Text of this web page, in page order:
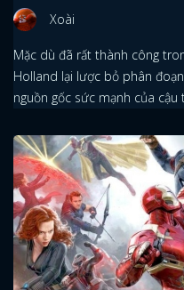
Xoài
Mặc dù đã rất thành công
Holland lại lược bỏ phân
nguồn gốc sức mạnh của